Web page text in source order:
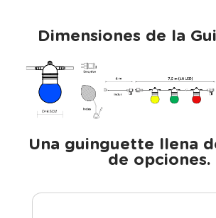
Dimensiones de la
Una guinguette llena
de opciones.